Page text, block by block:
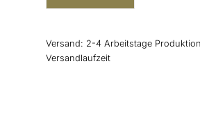
Versand: 2-4 Arbeitstage
Versandlaufzeit